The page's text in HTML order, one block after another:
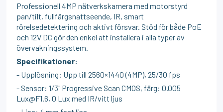
Professionell 4MP nätverkskamera med motorstyrd
pan/tilt, fullfärgsnattseende, IR, smart
rörelsedetektering och aktivt försvar. Stöd för både PoE
och 12V DC gör den enkel att installera i alla typer av
övervakningssystem.
Specifikationer:
- Upplösning: Upp till 2560×1440 (4MP), 25/30 fps
- Sensor: 1/3" Progressive Scan CMOS, färg: 0.005
Lux@F1.6, 0 Lux med IR/vitt ljus